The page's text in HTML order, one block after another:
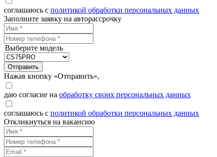
соглашаюсь с политикой обработки персональных данных
Заполните заявку на авторассрочку
Выберите модель
Отправить
Нажав кнопку «Отправить»,
даю согласие на обработку своих персональных данных
соглашаюсь с политикой обработки персональных данных
Откликнуться на вакансию